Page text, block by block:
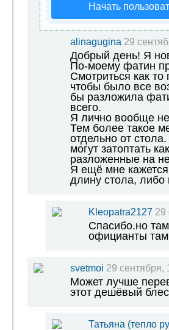
Начать
alinagugina 29
Добрый день! Я
По-моему фатин
Смотриться как
чтобы было все
бы разложила
всего.
Я лично вообще
Тем более такое
отдельно от
могут затоптать
разложенные на
Я ещё мне
длину стола,
Kleopatra2127 29
Спасибо.но
официанты там
svetmoi 29 сентября,
Может лучше
этот дешёвый
Татьяна (тепло